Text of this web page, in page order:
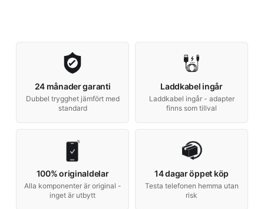
24 månader garanti
Dubbel trygghet jämfört med
standard
Laddkabel ingår
Laddkabel ingår - adapter
finns som tillval
100% originaldelar
Alla komponenter är original -
inget är utbytt
14 dagar öppet köp
Testa telefonen hemma utan
risk